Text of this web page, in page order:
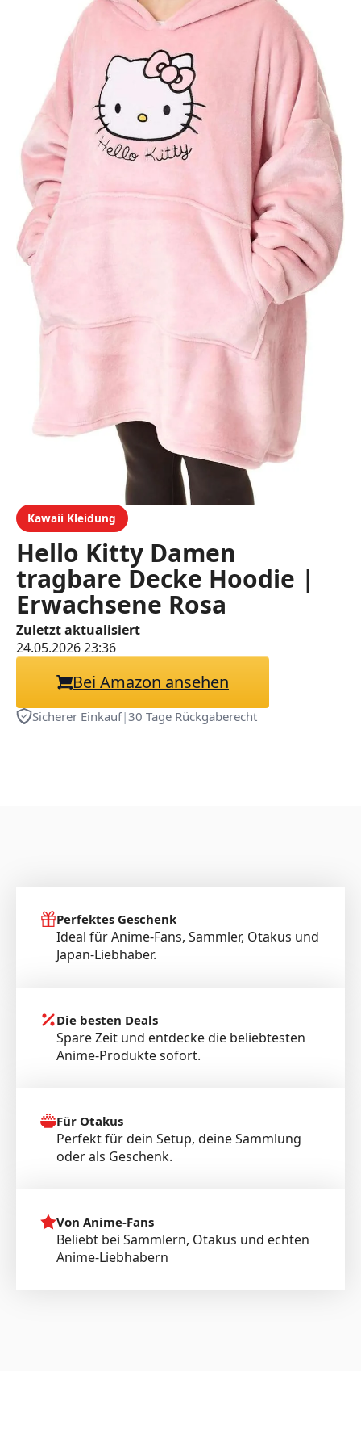
Kawaii Kleidung
Hello Kitty Damen
tragbare Decke Hoodie |
Erwachsene Rosa
Kapuzenpullover mit Kitty
Weiß Charakter Grafik
Print | Einheitsgröße
Sherpa gefütterte
Loungewea
Zuletzt aktualisiert
24.05.2026 23:36
Bei Amazon ansehen
Sicherer Einkauf|30 Tage Rückgaberecht
Perfektes Geschenk
Ideal für Anime-Fans, Sammler, Otakus und
Japan-Liebhaber.
Die besten Deals
Spare Zeit und entdecke die beliebtesten
Anime-Produkte sofort.
Für Otakus
Perfekt für dein Setup, deine Sammlung
oder als Geschenk.
Von Anime-Fans
Beliebt bei Sammlern, Otakus und echten
Anime-Liebhabern